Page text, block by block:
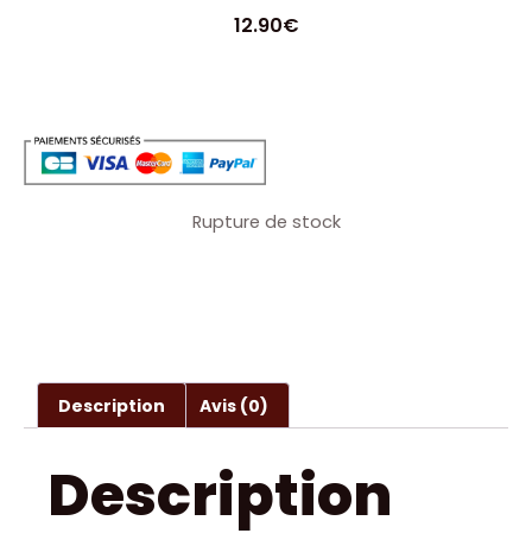
12.90€
Rupture de stock
Description Avis (0)
Description